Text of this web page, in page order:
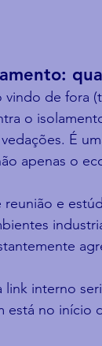
de fora
o
É
apenas o
e
link interno
está no início